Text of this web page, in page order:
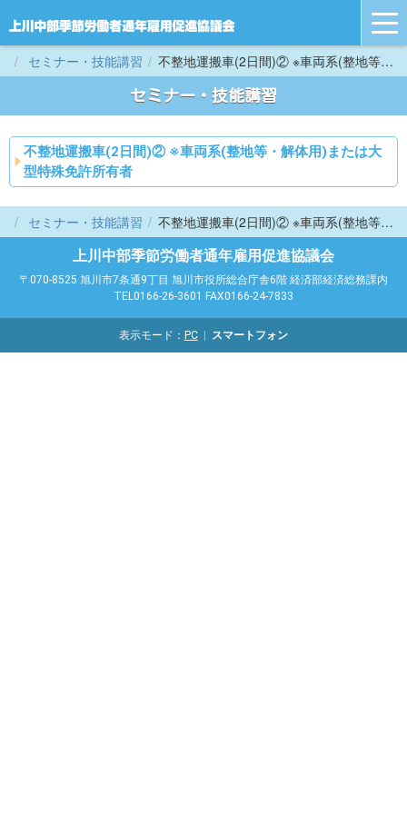
セミナー・技能講習 不整地運搬車(2日間)② ※車両系(整地等・解体用)または大型特殊免許所有者
セミナー・技能講習
不整地運搬車(2日間)② ※車両系(整地等・解体用)または大
型特殊免許所有者
セミナー・技能講習 不整地運搬車(2日間)② ※車両系(整地等・解体用)または大型特殊免許所有者
上川中部季節労働者通年雇用促進協議会
〒070-8525 旭川市7条通9丁目 旭川市役所総合庁舎6階 経済部経済総務課内
TEL0166-26-3601 FAX0166-24-7833
表示モード： PC スマートフォン